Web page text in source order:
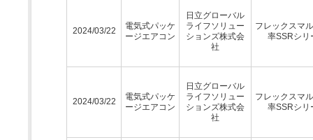
2024/03/22
電気式パッケ
ージエアコン
日立グローバル
ライフソリュー
ションズ株式会
社
フレックスマ
率SSRシリ
2024/03/22
電気式パッケ
ージエアコン
日立グローバル
ライフソリュー
ションズ株式会
社
フレックスマ
率SSRシリ